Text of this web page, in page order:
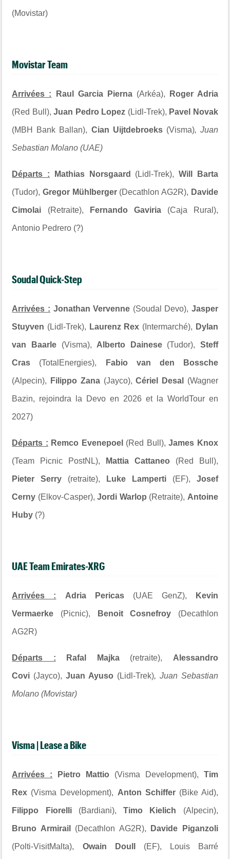
(Movistar)
Movistar Team
Arrivées : Raul Garcia Pierna(Arkéa), Roger Adria
(Red Bull),Juan Pedro Lopez (Lidl-Trek), Pavel Novak
(MBH Bank Ballan), Cian Uijtdebroeks(Visma), Juan
Sebastian Molano (UAE)
Départs : Mathias Norsgaard (Lidl-Trek), Will Barta
(Tudor), Gregor Mühlberger(Decathlon AG2R), Davide
Cimolai (Retraite), Fernando Gaviria(Caja Rural),
Antonio Pedrero (?)
Soudal Quick-Step
Arrivées : Jonathan Vervenne (Soudal Devo), Jasper
Stuyven (Lidl-Trek), Laurenz Rex (Intermarché), Dylan
van Baarle (Visma), Alberto Dainese(Tudor), Steff
Cras (TotalEnergies), Fabio van den Bossche
(Alpecin), Filippo Zana(Jayco),Cériel Desal (Wagner
Bazin, rejoindra la Devo en 2026 et la WorldTour en
2027)
Départs : Remco Evenepoel (Red Bull),James Knox
(Team Picnic PostNL), Mattia Cattaneo (Red Bull),
Pieter Serry (retraite), Luke Lamperti(EF), Josef
Cerny (Elkov-Casper),Jordi Warlop (Retraite), Antoine
Huby (?)
UAE Team Emirates-XRG
Arrivées : Adria Pericas (UAE GenZ), Kevin
Vermaerke (Picnic), Benoit Cosnefroy (Decathlon
AG2R)
Départs : Rafal Majka(retraite), Alessandro
Covi (Jayco), Juan Ayuso (Lidl-Trek), Juan Sebastian
Molano (Movistar)
Visma | Lease a Bike
Arrivées : Pietro Mattio (Visma Development), Tim
Rex (Visma Development), Anton Schiffer(Bike Aid),
Filippo Fiorelli(Bardiani),Timo Kielich (Alpecin),
Bruno Armirail (Decathlon AG2R), Davide Piganzoli
(Polti-VisitMalta), Owain Doull (EF), Louis Barré